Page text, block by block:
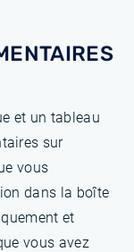
et un tableau
sur
vous
dans la boîte
et
vous avez